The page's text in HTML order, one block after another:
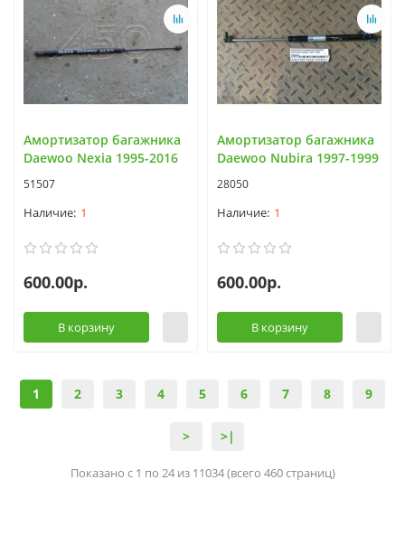
Амортизатор багажника
Daewoo Nexia 1995-2016
51507
1
600.00р.
В корзину
Амортизатор багажника
Daewoo Nubira 1997-1999
28050
1
600.00р.
В корзину
1 2 3 4 5 6 7 8 9
> >|
Показано с 1 по 24 из 11034 (всего 460 страниц)